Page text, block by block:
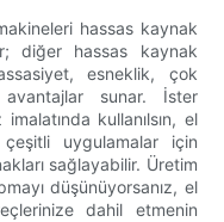
hassas kaynak
diğer hassas kaynak
esneklik, çok
sunar. İster
kullanılsın, el
uygulamalar için
sağlayabilir. Üretim
düşünüyorsanız, el
dahil etmenin